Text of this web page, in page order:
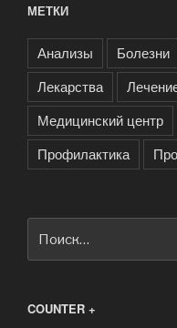
МЕТКИ
Анализы Болезни
Лекарства
Медицинский центр
Профилактика
COUNTER +